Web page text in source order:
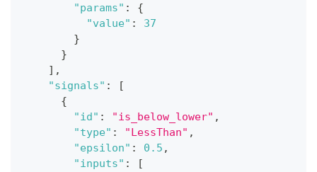
"params" :
{
"value" :
37
}
}
] ,
"signals" :
[
{
"id" : "is_below_lower" ,
"type" : "LessThan" ,
"epsilon" : 0.5 ,
"inputs" :
[